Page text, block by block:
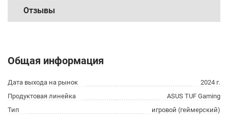
Отзывы
Общая информация
Дата выхода на рынок
2024 г.
Продуктовая линейка
ASUS TUF Gaming
Тип
игровой (геймерский)